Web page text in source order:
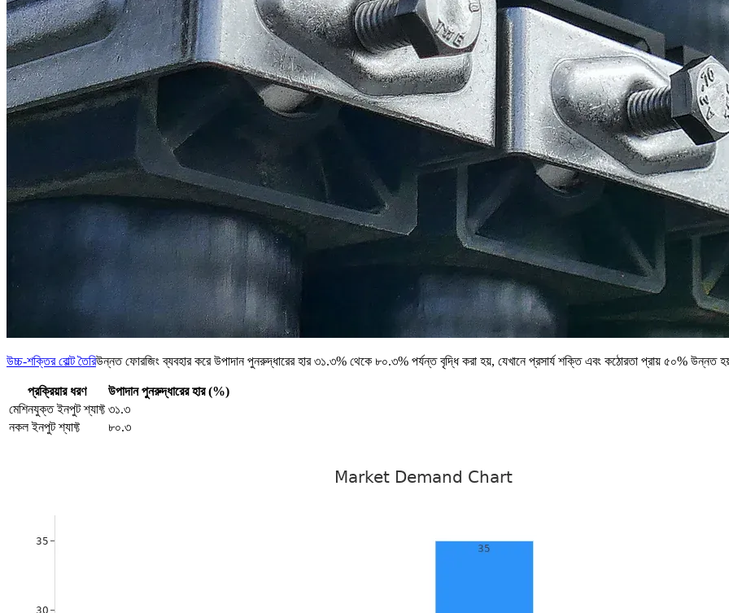
উচ্চ-শক্তির বোল্ট তৈরিউন্নত ফোরজিং ব্যবহার করে উপাদান পুনরুদ্ধারের হার ৩১.৩% থেকে ৮০.৩% পর্যন্ত বৃদ্ধি করা হয়, যেখানে প্রসার্য শক্তি এবং কঠোরতা প্রায় ৫০% উন্নত
প্রক্রিয়ার ধরণ
উপাদান পুনরুদ্ধারের হার (%)
মেশিনযুক্ত ইনপুট শ্যাফ্ট ৩১.৩
নকল ইনপুট শ্যাফ্ট
৮০.৩